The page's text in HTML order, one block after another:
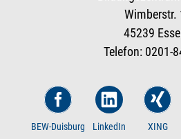
Wimberstr.
45239
Telefon: 0201-
BEW-Duisburg LinkedIn XING